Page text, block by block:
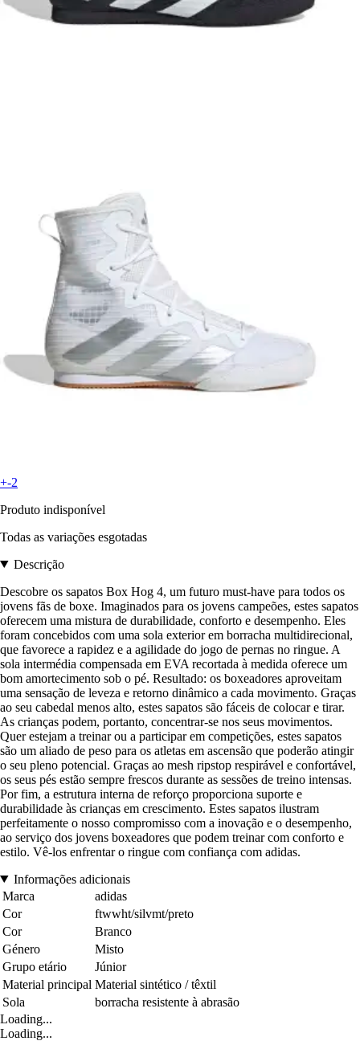
+-2
Produto indisponível
Todas as variações esgotadas
Descrição
Descobre os sapatos Box Hog 4, um futuro must-have para todos os
jovens fãs de boxe. Imaginados para os jovens campeões, estes sapatos
oferecem uma mistura de durabilidade, conforto e desempenho. Eles
foram concebidos com uma sola exterior em borracha multidirecional,
que favorece a rapidez e a agilidade do jogo de pernas no ringue. A
sola intermédia compensada em EVA recortada à medida oferece um
bom amortecimento sob o pé. Resultado: os boxeadores aproveitam
uma sensação de leveza e retorno dinâmico a cada movimento. Graças
ao seu cabedal menos alto, estes sapatos são fáceis de colocar e tirar.
As crianças podem, portanto, concentrar-se nos seus movimentos.
Quer estejam a treinar ou a participar em competições, estes sapatos
são um aliado de peso para os atletas em ascensão que poderão atingir
o seu pleno potencial. Graças ao mesh ripstop respirável e confortável,
os seus pés estão sempre frescos durante as sessões de treino intensas.
Por fim, a estrutura interna de reforço proporciona suporte e
durabilidade às crianças em crescimento. Estes sapatos ilustram
perfeitamente o nosso compromisso com a inovação e o desempenho,
ao serviço dos jovens boxeadores que podem treinar com conforto e
estilo. Vê-los enfrentar o ringue com confiança com adidas.
Informações adicionais
Marca
adidas
Cor
ftwwht/silvmt/preto
Cor
Branco
Género
Misto
Grupo etário
Júnior
Material principal Material sintético / têxtil
Sola
borracha resistente à abrasão
Loading...
Loading...